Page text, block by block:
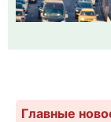
Главные